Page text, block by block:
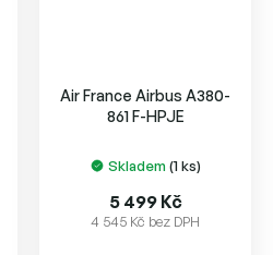
Air France Airbus A380-
861 F-HPJE
Skladem (1 ks)
4 545 Kč bez DPH
5 499 Kč